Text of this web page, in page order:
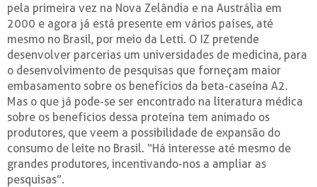
pela primeira vez na Nova Zelândia e na Austrália em
2000 e agora já está presente em vários países, até
mesmo no Brasil, por meio da Letti. O IZ pretende
desenvolver parcerias um universidades de medicina, para
o desenvolvimento de pesquisas que forneçam maior
embasamento sobre os benefícios da beta-caseína A2.
Mas o que já pode-se ser encontrado na literatura médica
sobre os benefícios dessa proteína tem animado os
produtores, que veem a possibilidade de expansão do
consumo de leite no Brasil. “Há interesse até mesmo de
grandes produtores, incentivando-nos a ampliar as
pesquisas”.